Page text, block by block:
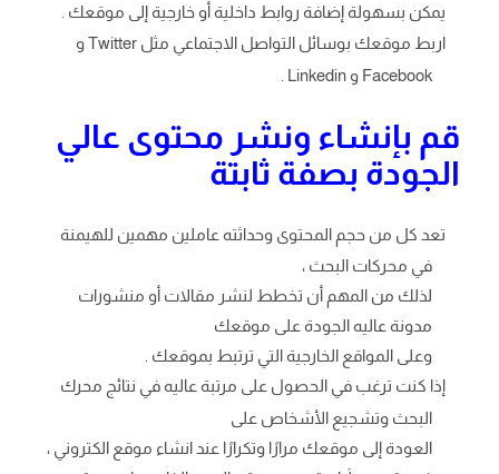
يمكن بسهولة إضافة روابط داخلية أو خارجية إلى موقعك .
اربط موقعك بوسائل التواصل الاجتماعي مثل Twitter و
Facebook و Linkedin .
قم بإنشاء ونشر محتوى عالي
الجودة بصفة ثابتة
تعد كل من حجم المحتوى وحداثته عاملين مهمين للهيمنة
في محركات البحث ،
لذلك من المهم أن تخطط لنشر مقالات أو منشورات
مدونة عاليه الجودة على موقعك
وعلى المواقع الخارجية التي ترتبط بموقعك .
إذا كنت ترغب في الحصول على مرتبة عاليه في نتائج محرك
البحث وتشجيع الأشخاص على
العودة إلى موقعك مرارًا وتكرارًا عند انشاء موقع الكتروني ،